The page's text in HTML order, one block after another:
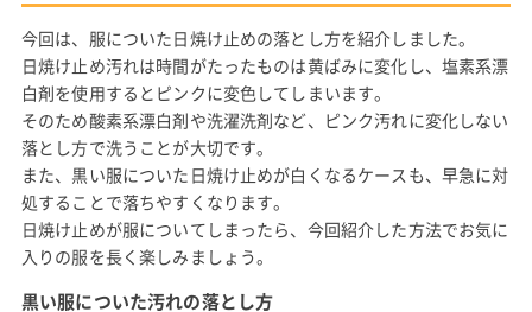
今回は、服についた日焼け止めの落とし方を紹介しました。
日焼け止め汚れは時間がたったものは黄ばみに変化し、塩素系漂
白剤を使用するとピンクに変色してしまいます。
そのため酸素系漂白剤や洗濯洗剤など、ピンク汚れに変化しない
落とし方で洗うことが大切です。
また、黒い服についた日焼け止めが白くなるケースも、早急に対
処することで落ちやすくなります。
日焼け止めが服についてしまったら、今回紹介した方法でお気に
入りの服を長く楽しみましょう。
黒い服についた汚れの落とし方